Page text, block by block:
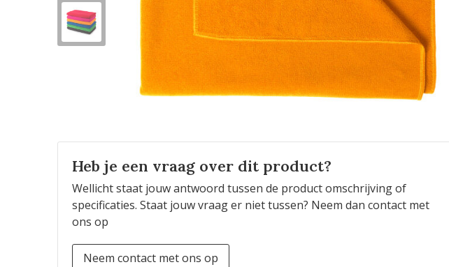
Heb je een vraag over dit product?
Wellicht staat jouw antwoord tussen de product omschrijving of
specificaties. Staat jouw vraag er niet tussen? Neem dan contact met
ons op
Neem contact met ons op